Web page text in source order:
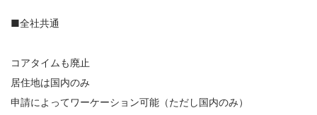
■全社共通
コアタイムも廃止
居住地は国内のみ
申請によってワーケーション可能（ただし国内のみ）